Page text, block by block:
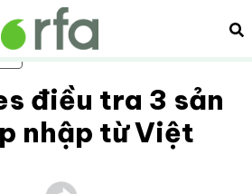
điều tra 3 sản
nhập từ Việt